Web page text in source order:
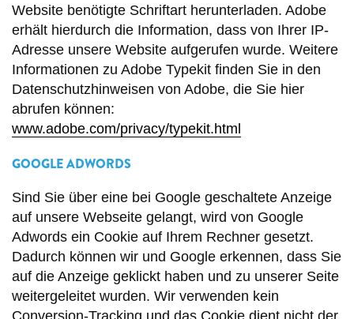
Website benötigte Schriftart herunterladen. Adobe
erhält hierdurch die Information, dass von Ihrer IP-
Adresse unsere Website aufgerufen wurde. Weitere
Informationen zu Adobe Typekit finden Sie in den
Datenschutzhinweisen von Adobe, die Sie hier
abrufen können:
www.adobe.com/privacy/typekit.html
GOOGLE ADWORDS
Sind Sie über eine bei Google geschaltete Anzeige
auf unsere Webseite gelangt, wird von Google
Adwords ein Cookie auf Ihrem Rechner gesetzt.
Dadurch können wir und Google erkennen, dass Sie
auf die Anzeige geklickt haben und zu unserer Seite
weitergeleitet wurden. Wir verwenden kein
Conversion-Tracking und das Cookie dient nicht der